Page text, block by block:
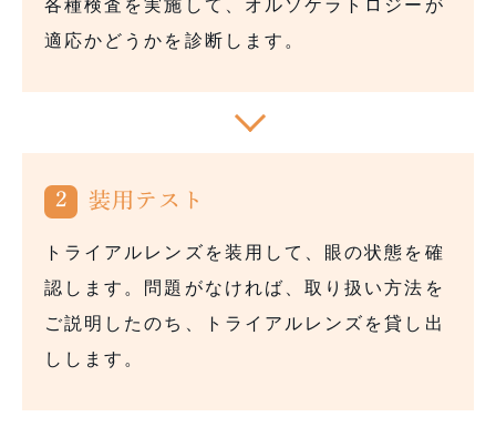
各種検査を実施して、オルソケラトロジーが
適応かどうかを診断します。
2 装用テスト
トライアルレンズを装用して、眼の状態を確
認します。問題がなければ、取り扱い方法を
ご説明したのち、トライアルレンズを貸し出
しします。